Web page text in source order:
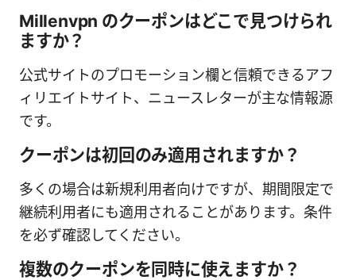
Millenvpn のクーポンはどこで見つけられ
ますか？
公式サイトのプロモーション欄と信頼できるアフ
ィリエイトサイト、ニュースレターが主な情報源
です。
クーポンは初回のみ適用されますか？
多くの場合は新規利用者向けですが、期間限定で
継続利用者にも適用されることがあります。条件
を必ず確認してください。
複数のクーポンを同時に使えますか？